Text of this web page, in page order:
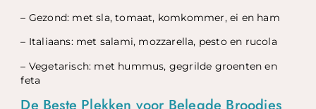
– Gezond: met sla, tomaat, komkommer, ei en ham
– Italiaans: met salami, mozzarella, pesto en rucola
– Vegetarisch: met hummus, gegrilde groenten en
feta